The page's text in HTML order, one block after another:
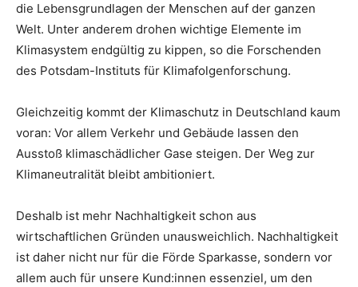
die Lebensgrundlagen der Menschen auf der ganzen
Welt. Unter anderem drohen wichtige Elemente im
Klimasystem endgültig zu kippen, so die Forschenden
des Potsdam-Instituts für Klimafolgenforschung.
Gleichzeitig kommt der Klimaschutz in Deutschland kaum
voran: Vor allem Verkehr und Gebäude lassen den
Ausstoß klimaschädlicher Gase steigen. Der Weg zur
Klimaneutralität bleibt ambitioniert.
Deshalb ist mehr Nachhaltigkeit schon aus
wirtschaftlichen Gründen unausweichlich. Nachhaltigkeit
ist daher nicht nur für die Förde Sparkasse, sondern vor
allem auch für unsere Kund:innen essenziel, um den